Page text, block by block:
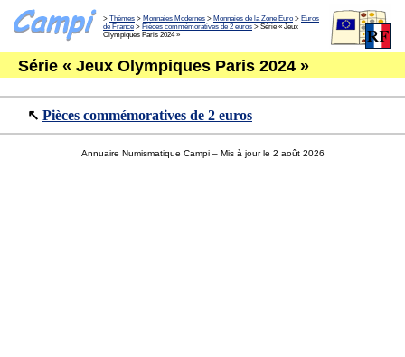
> Thèmes > Monnaies Modernes > Monnaies de la Zone Euro > Euros
de France > Pièces commémoratives de 2 euros > Série « Jeux
Olympiques Paris 2024 »
Série « Jeux Olympiques Paris 2024 »
↖ Pièces commémoratives de 2 euros
Annuaire Numismatique Campi– Mis à jour le 2 août 2026